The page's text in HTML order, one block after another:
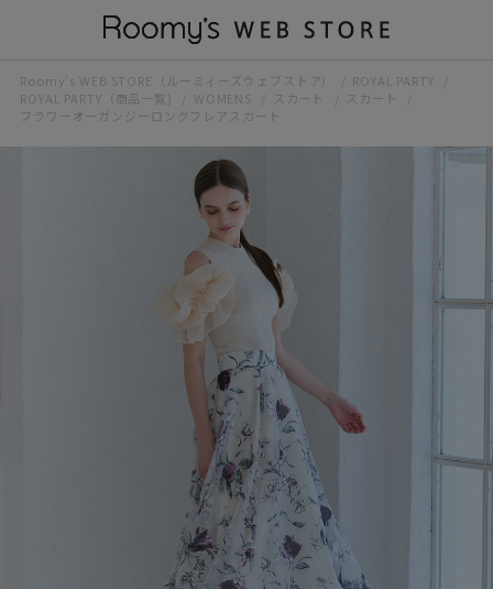
Roomy’s WEB STORE（ルーミィーズウェブストア）
ROYAL PARTY
ROYAL PARTY（商品一覧)
WOMENS スカート
スカート
フラワーオーガンジーロングフレアスカート